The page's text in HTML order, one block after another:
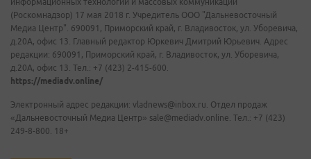
информационных технологий и массовых коммуникаций
(Роскомнадзор) 17 мая 2018 г. Учредитель ООО "Дальневосточный
Медиа Центр". 690091, Приморский край, г. Владивосток, ул. Уборевича,
д.20А, офис 13. Главный редактор Юркевич Дмитрий Юрьевич. Адрес
редакции: 690091, Приморский край, г. Владивосток, ул. Уборевича,
д.20А, офис 13. Тел.: +7 (423) 2-415-600.
https://mediadv.online/
Электронный адрес редакции: vladnews@inbox.ru. Отдел продаж
«Дальневосточный Медиа Центр» sale@mediadv.online. Тел.: +7 (423)
249-8-800. 18+